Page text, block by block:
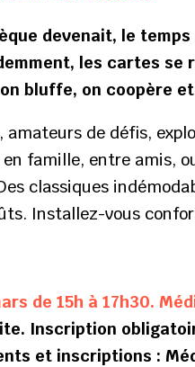
devenait, le
les cartes
bluffe, on coopère et
de défis,
en famille, entre amis,
classiques
Installez-vous
de 15h à 17h30.
Inscription
et inscriptions :